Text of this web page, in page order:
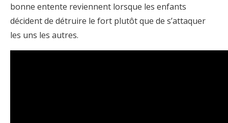
bonne entente reviennent lorsque les enfants
décident de détruire le fort plutôt que de s’attaquer
les uns les autres.